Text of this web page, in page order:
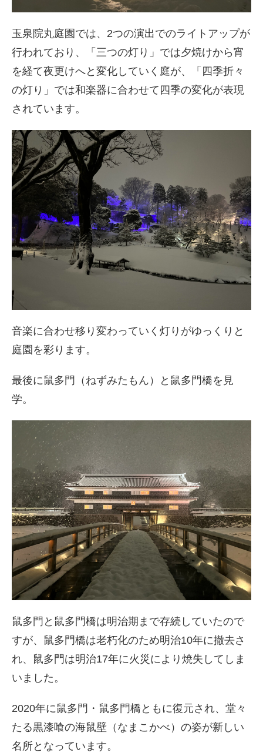
玉泉院丸庭園では、2つの演出でのライトアップが
行われており、「三つの灯り」では夕焼けから宵
を経て夜更けへと変化していく庭が、「四季折々
の灯り」では和楽器に合わせて四季の変化が表現
されています。
音楽に合わせ移り変わっていく灯りがゆっくりと
庭園を彩ります。
最後に鼠多門（ねずみたもん）と鼠多門橋を見
学。
鼠多門と鼠多門橋は明治期まで存続していたので
すが、鼠多門橋は老朽化のため明治10年に撤去さ
れ、鼠多門は明治17年に火災により焼失してしま
いました。
2020年に鼠多門・鼠多門橋ともに復元され、堂々
たる黒漆喰の海鼠壁（なまこかべ）の姿が新しい
名所となっています。